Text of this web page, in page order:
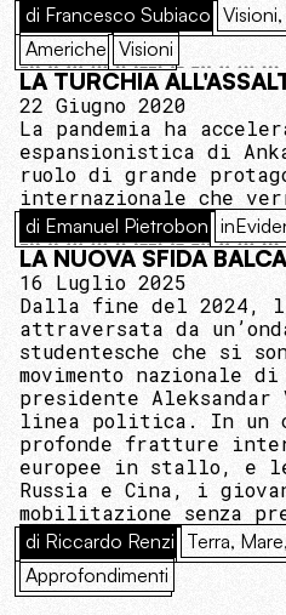
di Francesco Subiaco
Americhe Visioni
LA TURCHIA
22 Giugno 2020
La pandemia ha
espansionistica di
ruolo di grande
internazionale che
di Emanuel Pietrobon
LA NUOVA SFIDA
16 Luglio 2025
Dalla fine del 2024,
attraversata da
studentesche che si
movimento nazionale
presidente
linea politica. In un
profonde fratture
europee in stallo, e
Russia e Cina, i
mobilitazione senza
di Riccardo Renzi Terra,
Approfondimenti